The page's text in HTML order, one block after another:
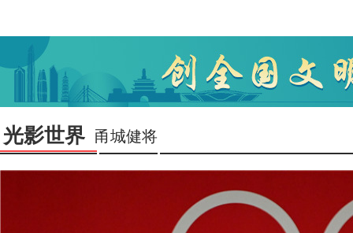
光影世界 甬城健将